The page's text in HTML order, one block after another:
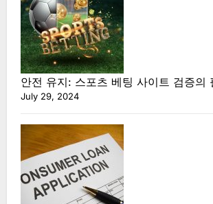
안전 유지: 스포츠 베팅 사이트 검증의
July 29, 2024